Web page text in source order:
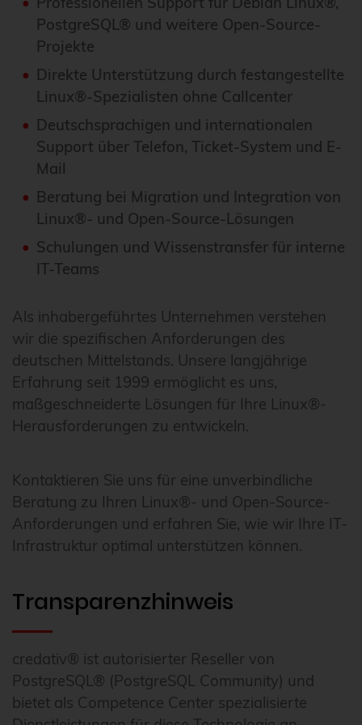
PostgreSQL® und weitere Open-Source-
Projekte
Direkte Unterstützung durch festangestellte
Linux®-Spezialisten ohne Callcenter
Deutschsprachigen und internationalen
Support über Telefon, Ticket-System und E-
Mail
Beratung bei Migration und Integration von
Linux®- und Open-Source-Lösungen
Schulungen und Wissenstransfer für interne
IT-Teams
Als inhabergeführtes Unternehmen verstehen
wir die spezifischen Anforderungen des
deutschen Mittelstands. Unsere langjährige
Erfahrung seit 1999 ermöglicht es uns,
maßgeschneiderte Lösungen für Ihre Linux®-
Herausforderungen zu entwickeln.
Kontaktieren Sie uns für eine unverbindliche
Beratung zu Ihren Linux®- und Open-Source-
Anforderungen und erfahren Sie, wie wir Ihre IT-
Infrastruktur optimal unterstützen können.
Transparenzhinweis
credativ® ist autorisierter Reseller von
PostgreSQL® (PostgreSQL Community) und
bietet als Competence Center spezialisierte